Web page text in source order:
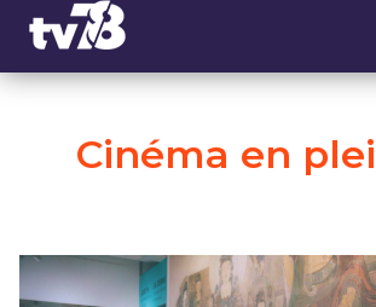
Cinéma en
Panneau de gestion des cookies